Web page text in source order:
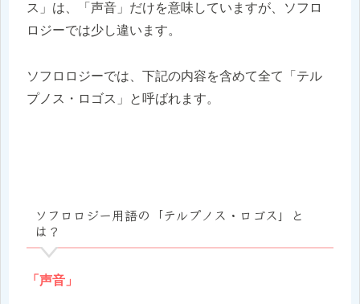
ス」は、「声音」だけを意味していますが、ソフロ
ロジーでは少し違います。
ソフロロジーでは、下記の内容を含めて全て「テル
プノス・ロゴス」と呼ばれます。
ソフロロジー用語の「テルプノス・ロゴス」と
は？
「声音」